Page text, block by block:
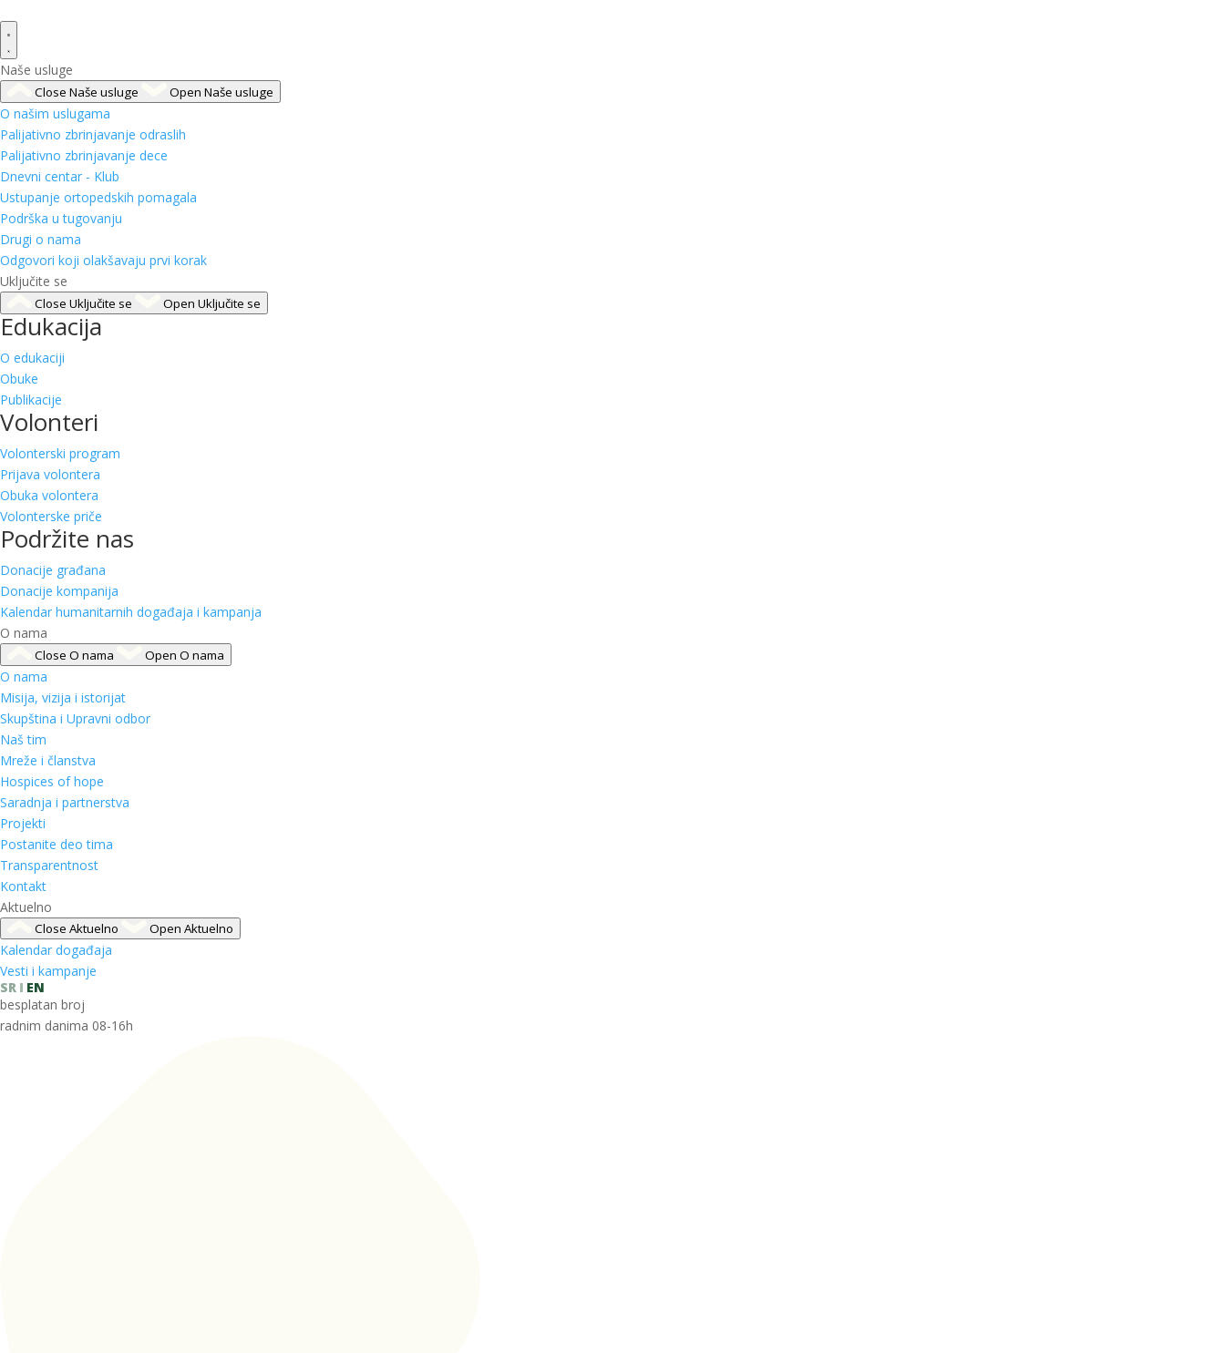
Naše usluge
Close Naše usluge Open Naše usluge
O našim uslugama
Palijativno zbrinjavanje odraslih
Palijativno zbrinjavanje dece
Dnevni centar - Klub
Ustupanje ortopedskih pomagala
Podrška u tugovanju
Drugi o nama
Odgovori koji olakšavaju prvi korak
Uključite se
Close Uključite se Open Uključite se
Edukacija
O edukaciji
Obuke
Publikacije
Volonteri
Volonterski program
Prijava volontera
Obuka volontera
Volonterske priče
Podržite nas
Donacije građana
Donacije kompanija
Kalendar humanitarnih događaja i kampanja
O nama
Close O nama Open O nama
O nama
Misija, vizija i istorijat
Skupština i Upravni odbor
Naš tim
Mreže i članstva
Hospices of hope
Saradnja i partnerstva
Projekti
Postanite deo tima
Transparentnost
Kontakt
Aktuelno
Close Aktuelno Open Aktuelno
Kalendar događaja
Vesti i kampanje
SR
EN
besplatan broj
radnim danima 08-16h